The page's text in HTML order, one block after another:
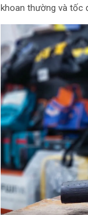
khoan thường và tốc